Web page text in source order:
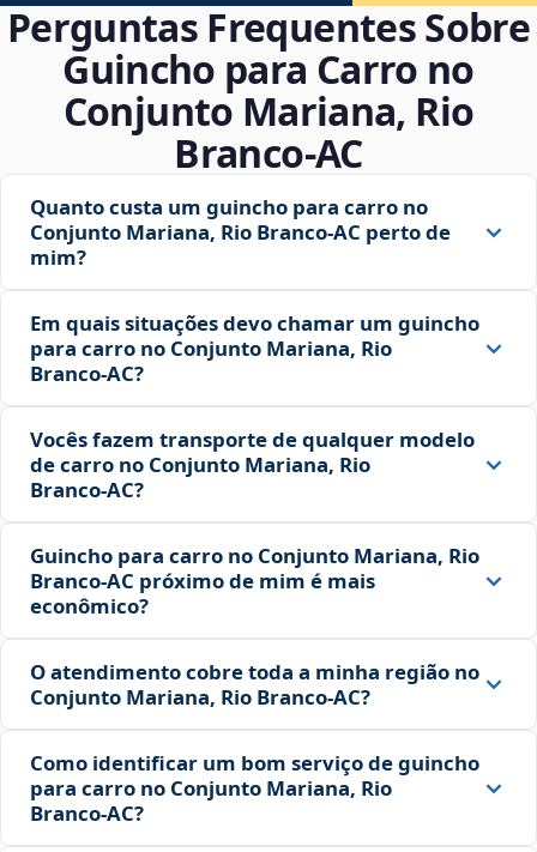
Perguntas Frequentes Sobre
Guincho para Carro no
Conjunto Mariana, Rio
Branco‑AC
Quanto custa um guincho para carro no
Conjunto Mariana, Rio Branco‑AC perto de
mim?
Em quais situações devo chamar um guincho
para carro no Conjunto Mariana, Rio
Branco‑AC?
Vocês fazem transporte de qualquer modelo
de carro no Conjunto Mariana, Rio
Branco‑AC?
Guincho para carro no Conjunto Mariana, Rio
Branco‑AC próximo de mim é mais
econômico?
O atendimento cobre toda a minha região no
Conjunto Mariana, Rio Branco‑AC?
Como identificar um bom serviço de guincho
para carro no Conjunto Mariana, Rio
Branco‑AC?